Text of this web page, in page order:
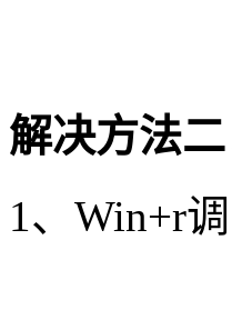
解决方法二
1、 Win+r